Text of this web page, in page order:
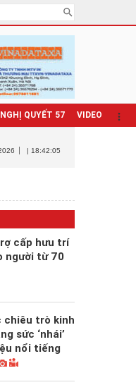
QUYẾT 57 VIDEO
| 18:42:06
cấp hưu trí
người từ 70
chiêu trò kinh
sức ‘nhái’
nổi tiếng